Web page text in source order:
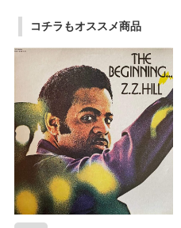
コチラもオススメ商品